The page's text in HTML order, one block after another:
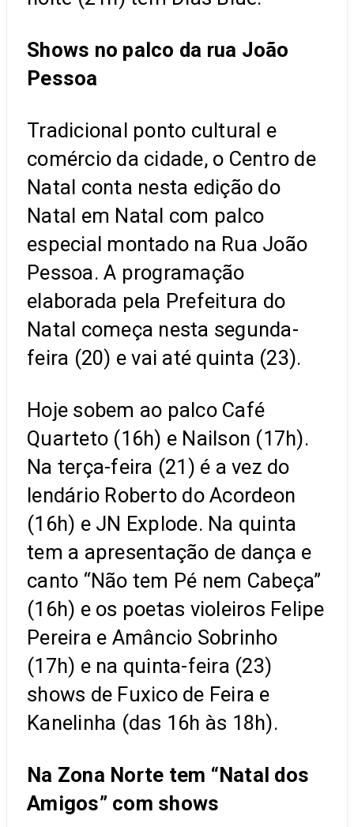
Shows no palco da rua João
Pessoa
Tradicional ponto cultural e
comércio da cidade, o Centro de
Natal conta nesta edição do
Natal em Natal com palco
especial montado na Rua João
Pessoa. A programação
elaborada pela Prefeitura do
Natal começa nesta segunda-
feira (20) e vai até quinta (23).
Hoje sobem ao palco Café
Quarteto (16h) e Nailson (17h).
Na terça-feira (21) é a vez do
lendário Roberto do Acordeon
(16h) e JN Explode. Na quinta
tem a apresentação de dança e
canto “Não tem Pé nem Cabeça”
(16h) e os poetas violeiros Felipe
Pereira e Amâncio Sobrinho
(17h) e na quinta-feira (23)
shows de Fuxico de Feira e
Kanelinha (das 16h às 18h).
Na Zona Norte tem “Natal dos
Amigos” com shows